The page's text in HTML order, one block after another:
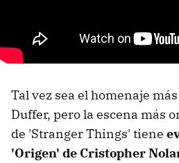
Tal vez sea el homenaje
Duffer, pero la escena más
de 'Stranger Things' tiene
'Origen' de Cristopher